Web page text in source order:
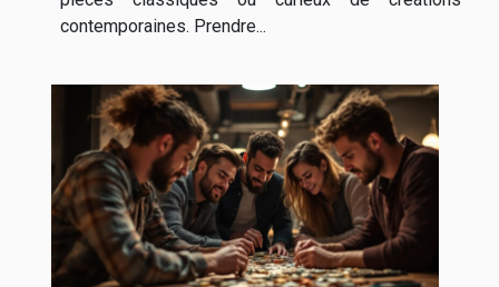
contemporaines. Prendre...